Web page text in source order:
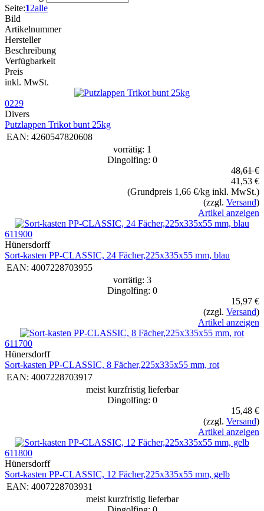
Seite:12alle
Bild
Artikelnummer
Hersteller
Beschreibung
Verfügbarkeit
Preis
inkl. MwSt.
0229
Divers
Putzlappen Trikot bunt 25kg
EAN: 4260547820608
vorrätig: 1
Dingolfing: 0
48,61 €
41,53 €
(Grundpreis 1,66 €/kg inkl. MwSt.)
(zzgl. Versand)
Artikel anzeigen
611900
Hünersdorff
Sort-kasten PP-CLASSIC, 24 Fächer,225x335x55 mm, blau
EAN: 4007228703955
vorrätig: 3
Dingolfing: 0
15,97 €
(zzgl. Versand)
Artikel anzeigen
611700
Hünersdorff
Sort-kasten PP-CLASSIC, 8 Fächer,225x335x55 mm, rot
EAN: 4007228703917
meist kurzfristig lieferbar
Dingolfing: 0
15,48 €
(zzgl. Versand)
Artikel anzeigen
611800
Hünersdorff
Sort-kasten PP-CLASSIC, 12 Fächer,225x335x55 mm, gelb
EAN: 4007228703931
meist kurzfristig lieferbar